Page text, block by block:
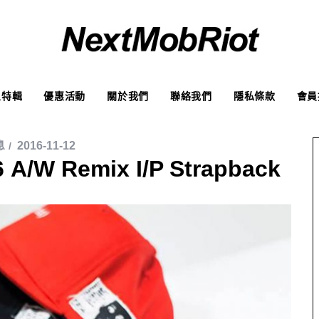
輯 優惠活動 關於我們 聯絡我們 隱私條款 會
2016-11-12
A/W Remix I/P Strapback